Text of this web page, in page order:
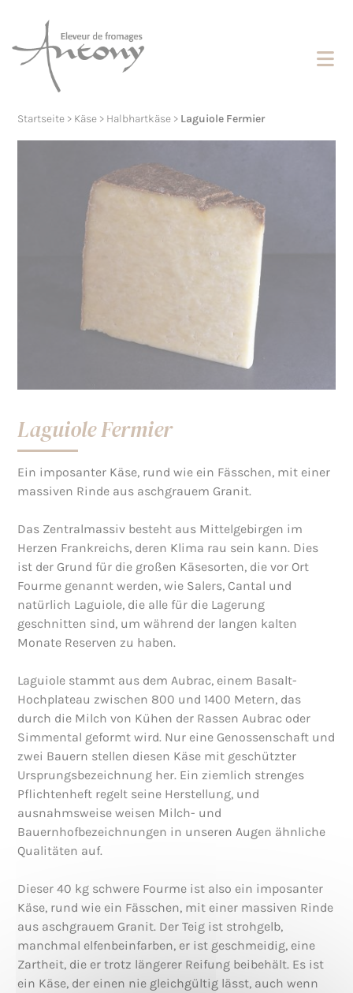
Startseite > Käse > Halbhartkäse > Laguiole Fermier
Laguiole Fermier
Ein imposanter Käse, rund wie ein Fässchen, mit einer
massiven Rinde aus aschgrauem Granit.
Das Zentralmassiv besteht aus Mittelgebirgen im
Herzen Frankreichs, deren Klima rau sein kann. Dies
ist der Grund für die großen Käsesorten, die vor Ort
Fourme genannt werden, wie Salers, Cantal und
natürlich Laguiole, die alle für die Lagerung
geschnitten sind, um während der langen kalten
Monate Reserven zu haben.
Laguiole stammt aus dem Aubrac, einem Basalt-
Hochplateau zwischen 800 und 1400 Metern, das
durch die Milch von Kühen der Rassen Aubrac oder
Simmental geformt wird. Nur eine Genossenschaft und
zwei Bauern stellen diesen Käse mit geschützter
Ursprungsbezeichnung her. Ein ziemlich strenges
Pflichtenheft regelt seine Herstellung, und
ausnahmsweise weisen Milch- und
Bauernhofbezeichnungen in unseren Augen ähnliche
Qualitäten auf.
Dieser 40 kg schwere Fourme ist also ein imposanter
Käse, rund wie ein Fässchen, mit einer massiven Rinde
aus aschgrauem Granit. Der Teig ist strohgelb,
manchmal elfenbeinfarben, er ist geschmeidig, eine
Zartheit, die er trotz längerer Reifung beibehält. Es ist
ein Käse, der einen nie gleichgültig lässt, auch wenn